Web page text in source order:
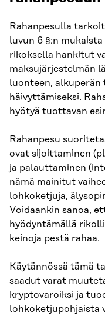
Rahanpesulla
luvun 6 §:n
rikoksella hankitut
maksujärjestelmän
luonteen, alkuperän
häivyttämiseksi.
hyötyä tuottavan
Rahanpesu
ovat sijoittaminen
ja palauttaminen
nämä mainitut
lohkoketjuja,
Voidaankin sanoa,
hyödyntämällä
keinoja pestä rahaa.
Käytännössä tämä
saadut varat
kryptovaroiksi ja
lohkoketjupohjaista